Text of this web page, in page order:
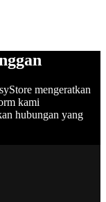
mengeratkan
kami
hubungan yang